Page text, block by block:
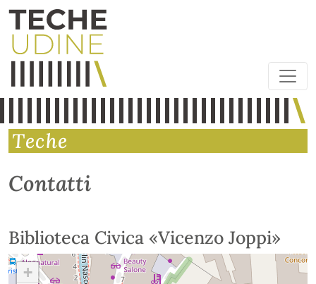
Teche
Contatti
Biblioteca Civica «Vicenzo Joppi»
+